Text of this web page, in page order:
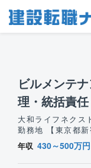
ビルメンテ
理・統括責任
大和ライフネクス
勤務地 【東京都新
年収 430～500万円